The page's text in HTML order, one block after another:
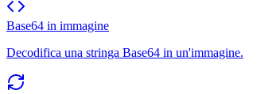
Base64 in immagine
Decodifica una stringa Base64 in un'immagine.